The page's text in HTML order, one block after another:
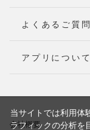
よくあるご質問
アプリについて
会社概要
当サイトでは利用体
ラフィックの分析を